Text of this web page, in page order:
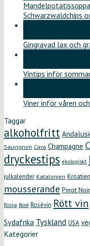
Schwarzwaldchips
Gingravad lax och
Vintips inför
Viner inför våren
Taggar
alkoholfritt
Sauvignon Cava Champagne
dryckestips ekologiskt
julkalender Katalonien Kroatien
mousserande Pinot Noir
Rioja Rosé Rosévin Rött vin
Sydafrika Tyskland USA
Kategorier